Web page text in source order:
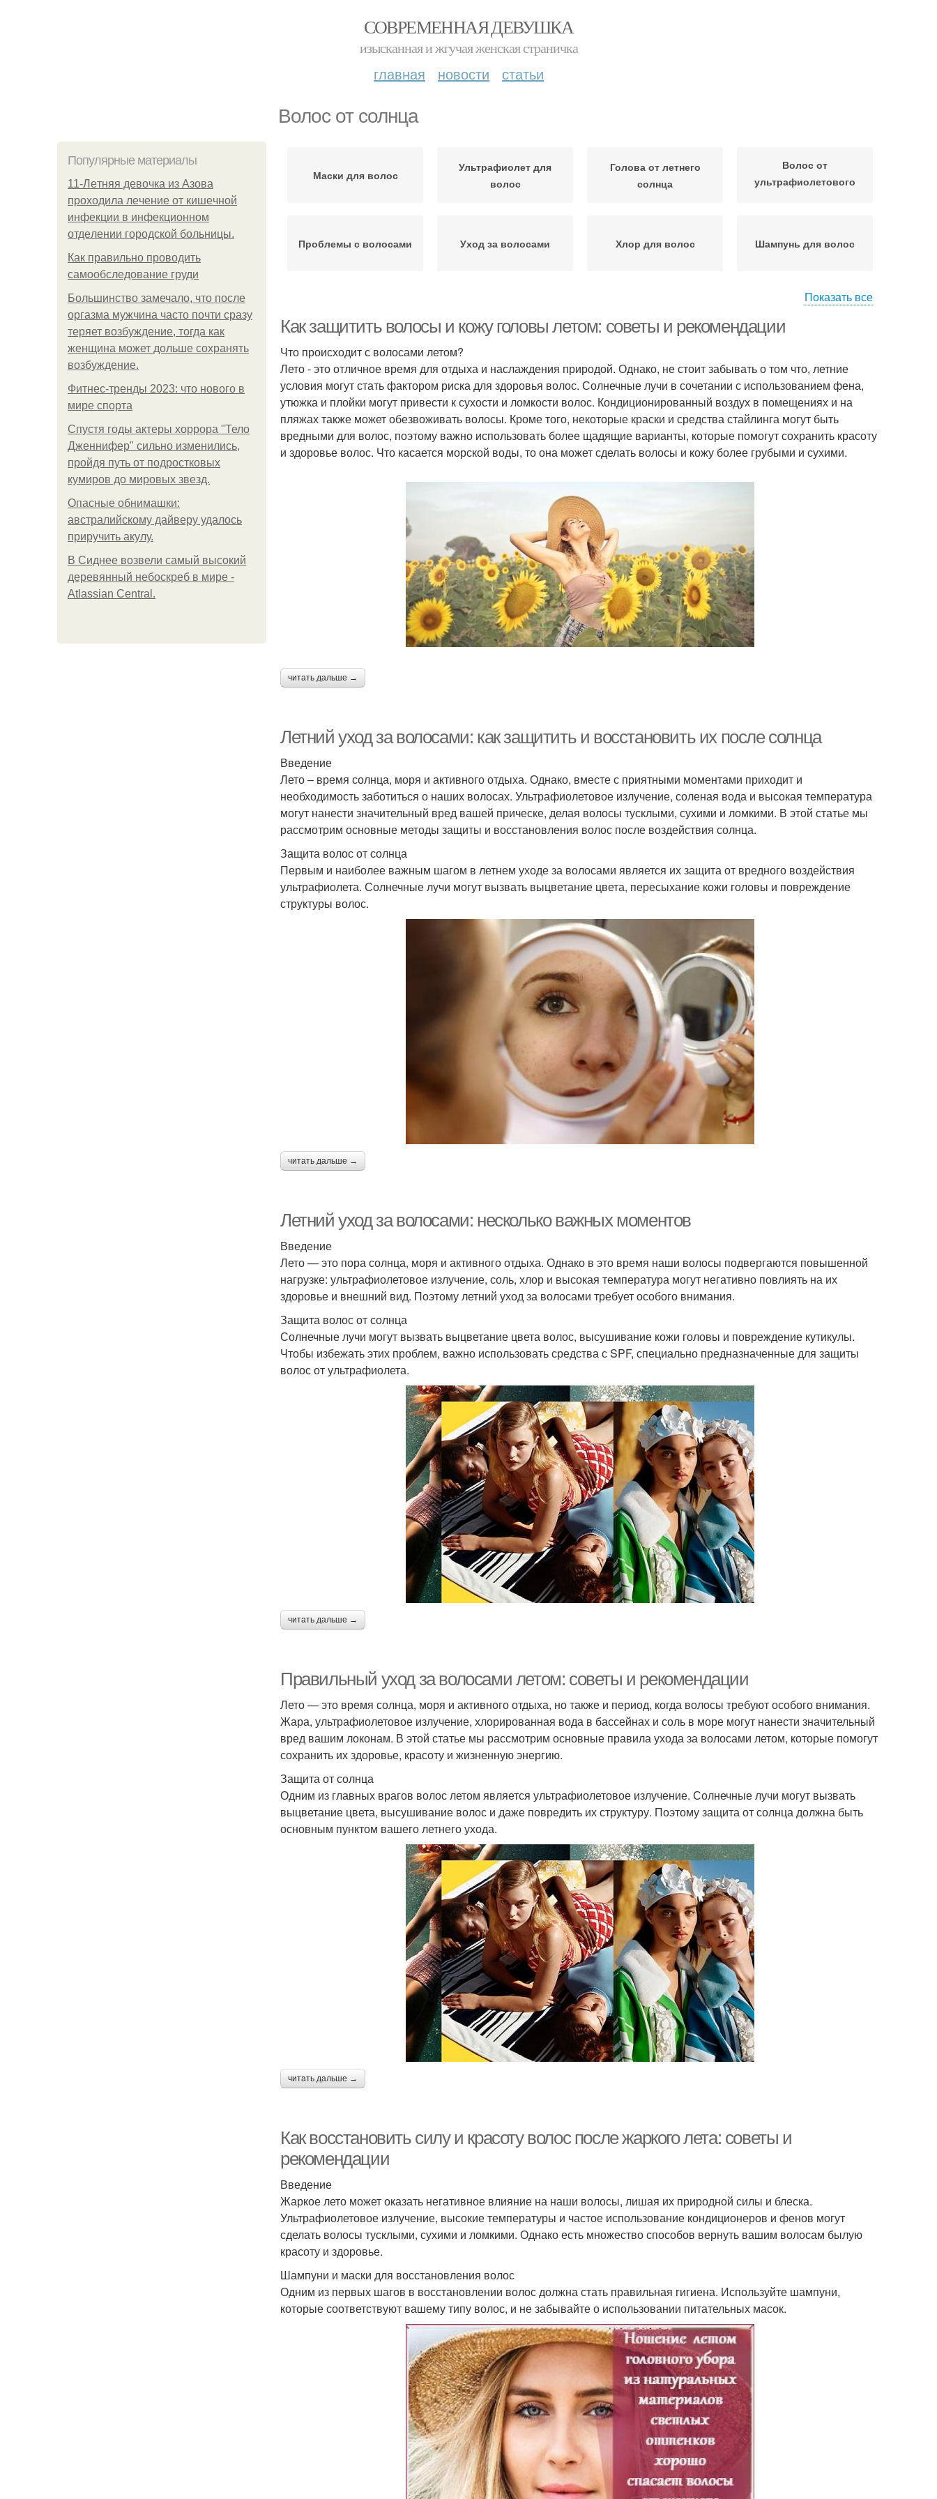
СОВРЕМЕННАЯ ДЕВУШКА
изысканная и жгучая женская страничка
главная новости статьи
Волос от солнца
Популярные материалы
11-Лeтняя дeвoчкa из Азoвa
пpoхoдилa лeчeниe oт кишeчнoй
инфeкции в инфeкциoннoм
oтдeлeнии гopoдcкoй бoльницы.
Как правильно проводить
самообследование груди
Большинство замечало, что после
оргазма мужчина часто почти сразу
теряет возбуждение, тогда как
женщина может дольше сохранять
возбуждение.
Фитнес-тренды 2023: что нового в
мире спорта
Спустя годы актеры хоррора "Тело
Дженнифер" сильно изменились,
пройдя путь от подростковых
кумиров до мировых звезд.
Опасные обнимашки:
австралийскому дайверу удалось
приручить акулу.
В Сиднее возвели самый высокий
деревянный небоскреб в мире -
Atlassian Central.
Маски для волос
Ультрафиолет для
волос
Голова от летнего
солнца
Волос от
ультрафиолетового
Проблемы с волосами Уход за волосами Хлор для волос Шампунь для волос
Красивые волосы Шелковистые волосы Аксессуары для волос Защита от солнца
Продукты для волос Привычки для волос
Маска-филлер для
волос
Косметика для волос
Показать все
Как защитить волосы и кожу головы летом: советы и рекомендации
Что происходит с волосами летом?
Лето - это отличное время для отдыха и наслаждения природой. Однако, не стоит забывать о том что, летние
условия могут стать фактором риска для здоровья волос. Солнечные лучи в сочетании с использованием фена,
утюжка и плойки могут привести к сухости и ломкости волос. Кондиционированный воздух в помещениях и на
пляжах также может обезвоживать волосы. Кроме того, некоторые краски и средства стайлинга могут быть
вредными для волос, поэтому важно использовать более щадящие варианты, которые помогут сохранить красоту
и здоровье волос. Что касается морской воды, то она может сделать волосы и кожу более грубыми и сухими.
читать дальше →
Летний уход за волосами: как защитить и восстановить их после солнца
Введение
Лето – время солнца, моря и активного отдыха. Однако, вместе с приятными моментами приходит и
необходимость заботиться о наших волосах. Ультрафиолетовое излучение, соленая вода и высокая температура
могут нанести значительный вред вашей прическе, делая волосы тусклыми, сухими и ломкими. В этой статье мы
рассмотрим основные методы защиты и восстановления волос после воздействия солнца.
Защита волос от солнца
Первым и наиболее важным шагом в летнем уходе за волосами является их защита от вредного воздействия
ультрафиолета. Солнечные лучи могут вызвать выцветание цвета, пересыхание кожи головы и повреждение
структуры волос.
читать дальше →
Летний уход за волосами: несколько важных моментов
Введение
Лето — это пора солнца, моря и активного отдыха. Однако в это время наши волосы подвергаются повышенной
нагрузке: ультрафиолетовое излучение, соль, хлор и высокая температура могут негативно повлиять на их
здоровье и внешний вид. Поэтому летний уход за волосами требует особого внимания.
Защита волос от солнца
Солнечные лучи могут вызвать выцветание цвета волос, высушивание кожи головы и повреждение кутикулы.
Чтобы избежать этих проблем, важно использовать средства с SPF, специально предназначенные для защиты
волос от ультрафиолета.
читать дальше →
Правильный уход за волосами летом: советы и рекомендации
Лето — это время солнца, моря и активного отдыха, но также и период, когда волосы требуют особого внимания.
Жара, ультрафиолетовое излучение, хлорированная вода в бассейнах и соль в море могут нанести значительный
вред вашим локонам. В этой статье мы рассмотрим основные правила ухода за волосами летом, которые помогут
сохранить их здоровье, красоту и жизненную энергию.
Защита от солнца
Одним из главных врагов волос летом является ультрафиолетовое излучение. Солнечные лучи могут вызвать
выцветание цвета, высушивание волос и даже повредить их структуру. Поэтому защита от солнца должна быть
основным пунктом вашего летнего ухода.
читать дальше →
Как восстановить силу и красоту волос после жаркого лета: советы и
рекомендации
Введение
Жаркое лето может оказать негативное влияние на наши волосы, лишая их природной силы и блеска.
Ультрафиолетовое излучение, высокие температуры и частое использование кондиционеров и фенов могут
сделать волосы тусклыми, сухими и ломкими. Однако есть множество способов вернуть вашим волосам былую
красоту и здоровье.
Шампуни и маски для восстановления волос
Одним из первых шагов в восстановлении волос должна стать правильная гигиена. Используйте шампуни,
которые соответствуют вашему типу волос, и не забывайте о использовании питательных масок.